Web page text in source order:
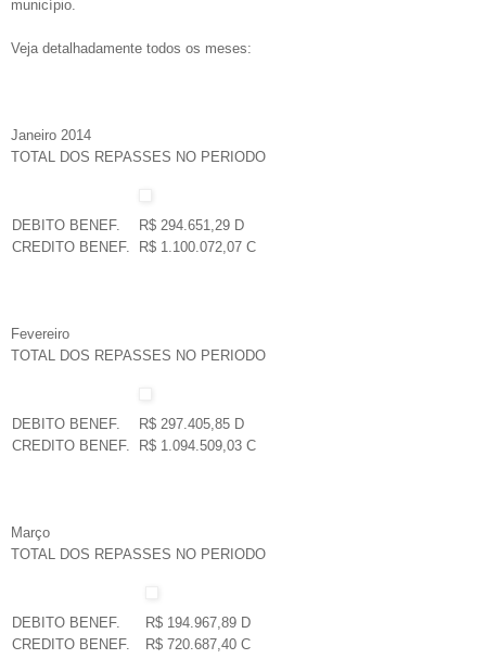
município.
Veja detalhadamente todos os meses:
Janeiro 2014
TOTAL DOS REPASSES NO PERIODO
DEBITO BENEF.
R$ 294.651,29 D
CREDITO BENEF.
R$ 1.100.072,07 C
Fevereiro
TOTAL DOS REPASSES NO PERIODO
DEBITO BENEF.
R$ 297.405,85 D
CREDITO BENEF.
R$ 1.094.509,03 C
Março
TOTAL DOS REPASSES NO PERIODO
DEBITO BENEF.
R$ 194.967,89 D
CREDITO BENEF.
R$ 720.687,40 C